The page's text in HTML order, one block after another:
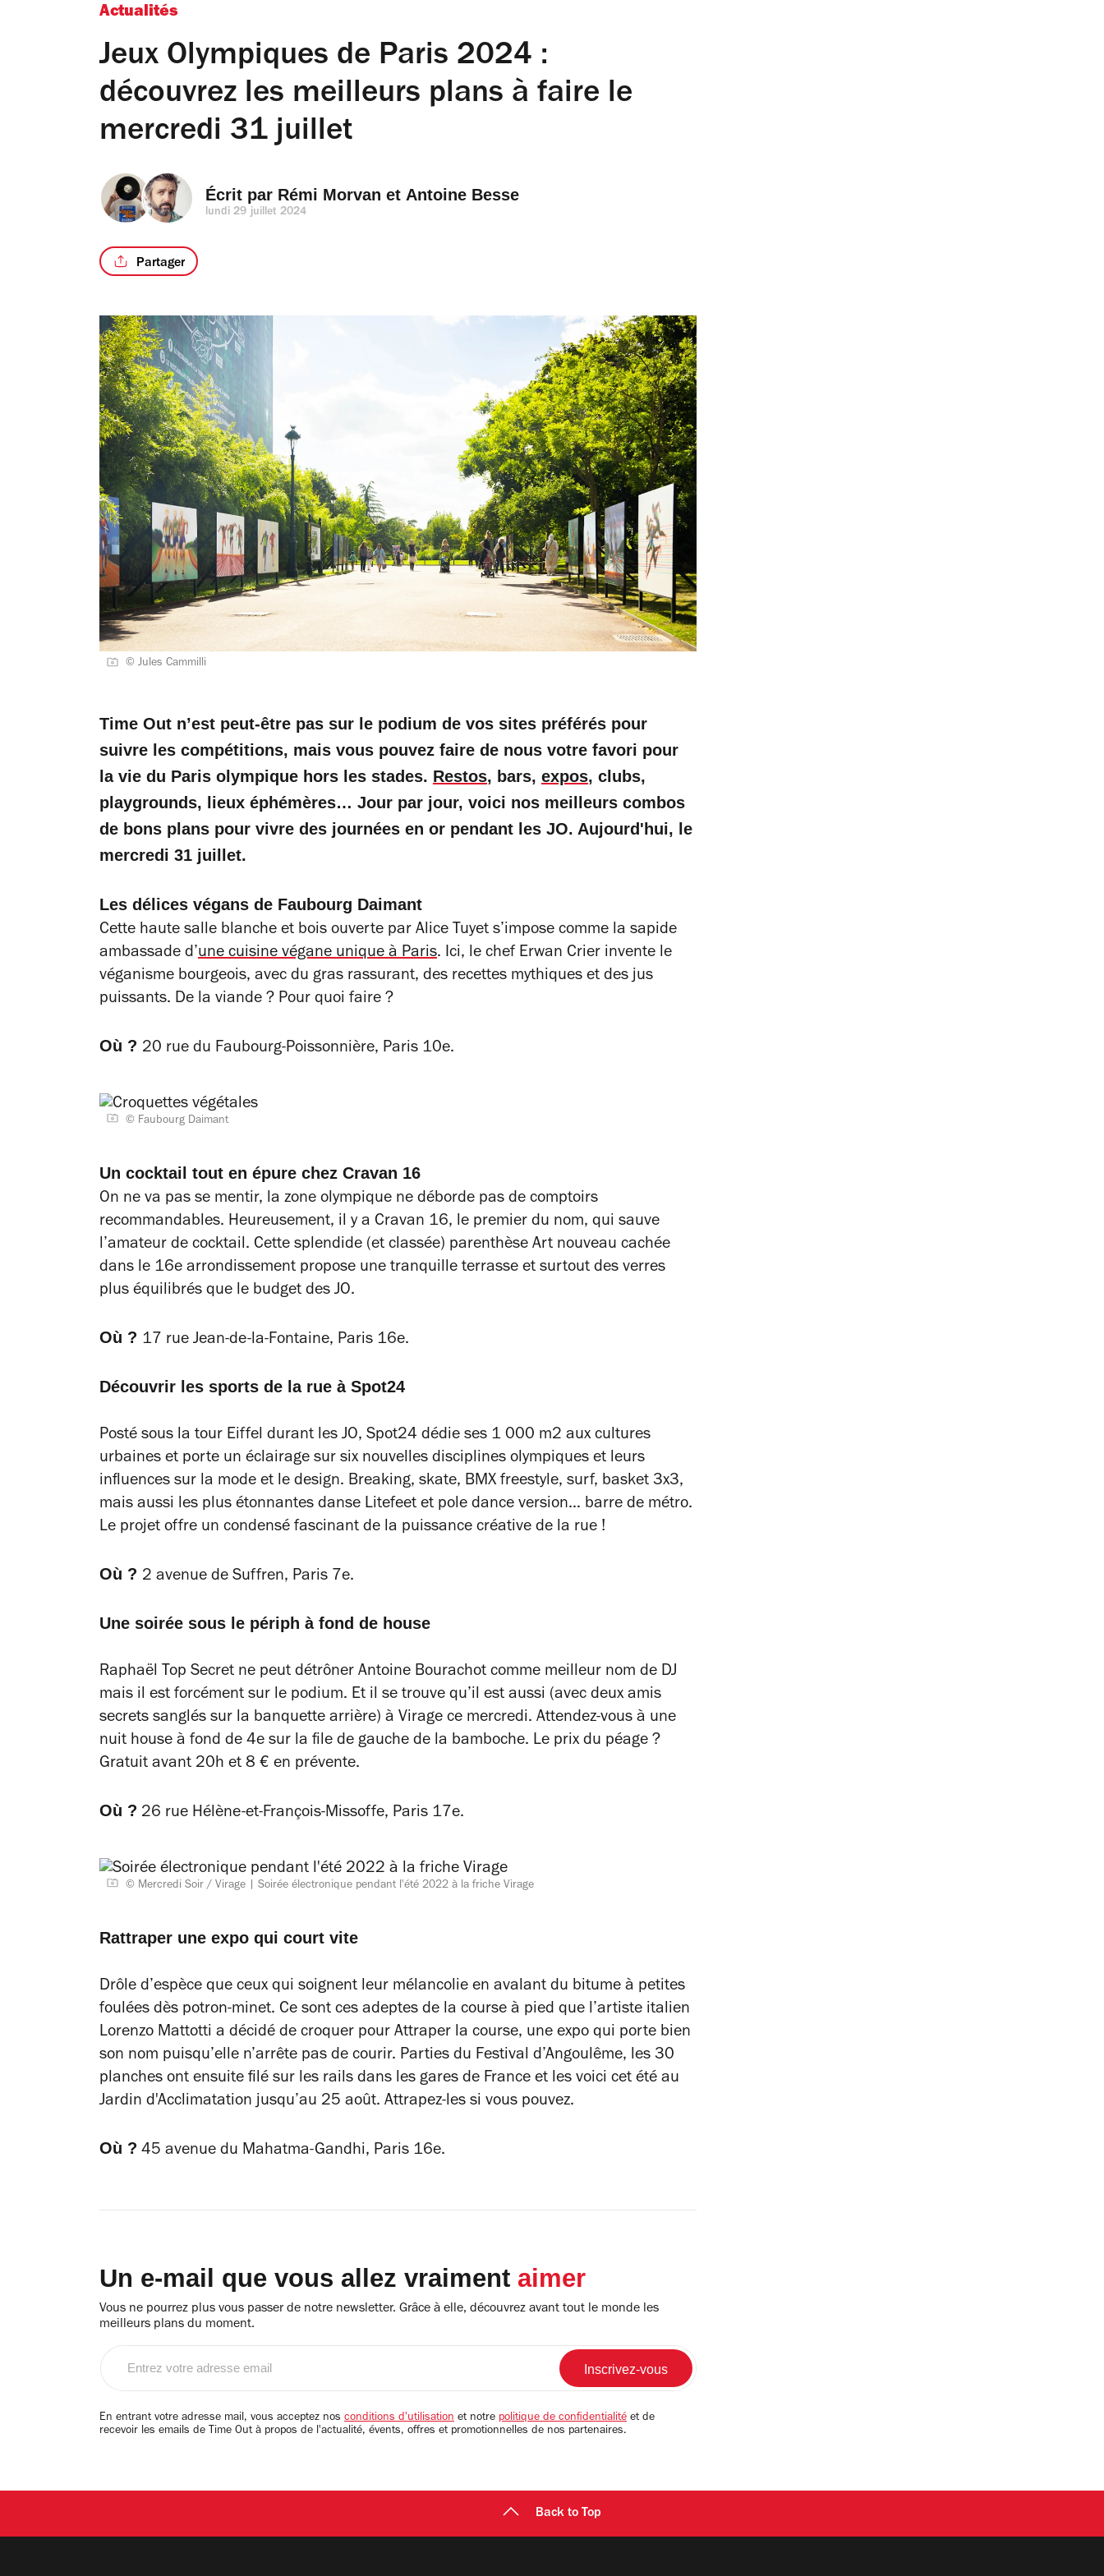
Actualités
Jeux Olympiques de Paris 2024 :
découvrez les meilleurs plans à faire le
mercredi 31 juillet
Écrit par Rémi Morvan et Antoine Besse
lundi 29 juillet 2024
Partager
© Jules Cammilli
Time Out n’est peut-être pas sur le podium de vos sites préférés pour
suivre les compétitions, mais vous pouvez faire de nous votre favori pour
la vie du Paris olympique hors les stades. Restos, bars, expos, clubs,
playgrounds, lieux éphémères… Jour par jour, voici nos meilleurs combos
de bons plans pour vivre des journées en or pendant les JO. Aujourd'hui, le
mercredi 31 juillet.
Les délices végans de Faubourg Daimant
Cette haute salle blanche et bois ouverte par Alice Tuyet s’impose comme la sapide
ambassade d’une cuisine végane unique à Paris. Ici, le chef Erwan Crier invente le
véganisme bourgeois, avec du gras rassurant, des recettes mythiques et des jus
puissants. De la viande ? Pour quoi faire ?
Où ? 20 rue du Faubourg-Poissonnière, Paris 10e.
© Faubourg Daimant
Un cocktail tout en épure chez Cravan 16
On ne va pas se mentir, la zone olympique ne déborde pas de comptoirs
recommandables. Heureusement, il y a Cravan 16, le premier du nom, qui sauve
l’amateur de cocktail. Cette splendide (et classée) parenthèse Art nouveau cachée
dans le 16e arrondissement propose une tranquille terrasse et surtout des verres
plus équilibrés que le budget des JO.
Où ? 17 rue Jean-de-la-Fontaine, Paris 16e.
Découvrir les sports de la rue à Spot24
Posté sous la tour Eiffel durant les JO, Spot24 dédie ses 1 000 m2 aux cultures
urbaines et porte un éclairage sur six nouvelles disciplines olympiques et leurs
influences sur la mode et le design. Breaking, skate, BMX freestyle, surf, basket 3x3,
mais aussi les plus étonnantes danse Litefeet et pole dance version… barre de métro.
Le projet offre un condensé fascinant de la puissance créative de la rue !
Où ? 2 avenue de Suffren, Paris 7e.
Une soirée sous le périph à fond de house
Raphaël Top Secret ne peut détrôner Antoine Bourachot comme meilleur nom de DJ
mais il est forcément sur le podium. Et il se trouve qu’il est aussi (avec deux amis
secrets sanglés sur la banquette arrière) à Virage ce mercredi. Attendez-vous à une
nuit house à fond de 4e sur la file de gauche de la bamboche. Le prix du péage ?
Gratuit avant 20h et 8 € en prévente.
Où ? 26 rue Hélène-et-François-Missoffe, Paris 17e.
© Mercredi Soir / Virage Soirée électronique pendant l'été 2022 à la friche Virage
Rattraper une expo qui court vite
Drôle d’espèce que ceux qui soignent leur mélancolie en avalant du bitume à petites
foulées dès potron-minet. Ce sont ces adeptes de la course à pied que l’artiste italien
Lorenzo Mattotti a décidé de croquer pour Attraper la course, une expo qui porte bien
son nom puisqu’elle n’arrête pas de courir. Parties du Festival d’Angoulême, les 30
planches ont ensuite filé sur les rails dans les gares de France et les voici cet été au
Jardin d'Acclimatation jusqu’au 25 août. Attrapez-les si vous pouvez.
Où ? 45 avenue du Mahatma-Gandhi, Paris 16e.
Un e-mail que vous allez vraiment aimer
Vous ne pourrez plus vous passer de notre newsletter. Grâce à elle, découvrez avant tout le monde les
meilleurs plans du moment.
email
En entrant votre adresse mail, vous acceptez nos conditions d'utilisation et notre politique de confidentialité et de
recevoir les emails de Time Out à propos de l'actualité, évents, offres et promotionnelles de nos partenaires.
Back to Top